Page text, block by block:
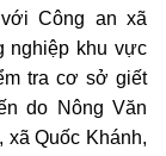
Công an xã
nghiệp khu vực
tra cơ sở giết
do Nông Văn
xã Quốc Khánh,